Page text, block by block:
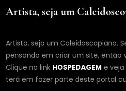
Artista, seja um
Artista, seja um Caleidoscopiano.
pensando em criar um site, então
Clique no link HOSPEDAGEM e
terá em fazer parte deste portal